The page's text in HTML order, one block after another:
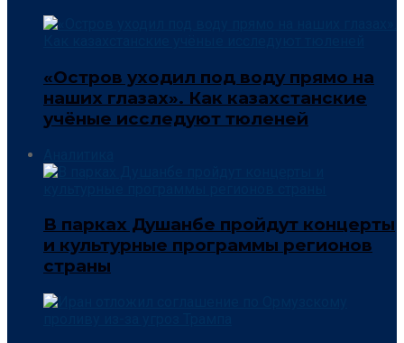
«Остров уходил под воду прямо на
наших глазах». Как казахстанские
учёные исследуют тюленей
В парках Душанбе пройдут концерты
и культурные программы регионов
страны